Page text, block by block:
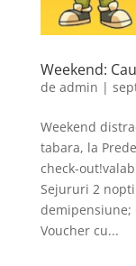
Weekend:
de admin |
Weekend
tabara, la
check-
Sejururi 2 nopti
demipensiune;
Voucher cu...